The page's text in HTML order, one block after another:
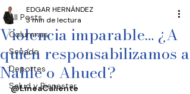
All Posts
Columnas
Senado
Deportes
Salud y Bienestar
Violencia imparable… ¿A
quién responsabilizamos a
Nahle o Ahued?
EDGAR HERNÁNDEZ
3 min de lectura
@LineaCaliente